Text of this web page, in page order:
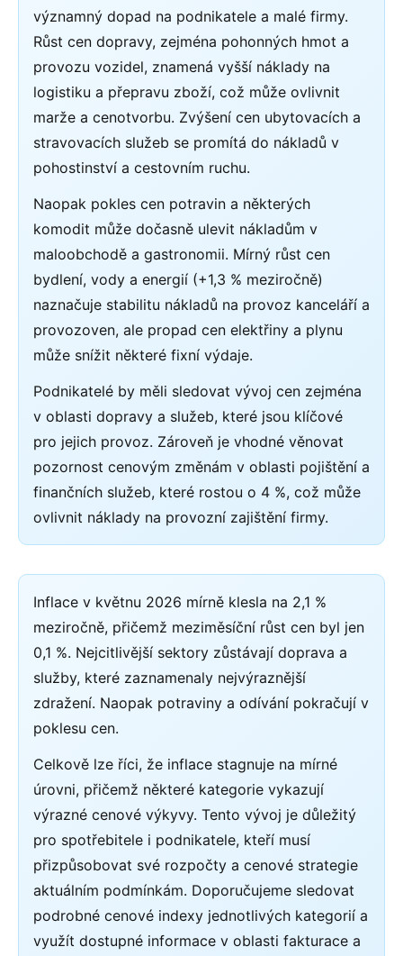
významný dopad na podnikatele a malé firmy.
Růst cen dopravy, zejména pohonných hmot a
provozu vozidel, znamená vyšší náklady na
logistiku a přepravu zboží, což může ovlivnit
marže a cenotvorbu. Zvýšení cen ubytovacích a
stravovacích služeb se promítá do nákladů v
pohostinství a cestovním ruchu.
Naopak pokles cen potravin a některých
komodit může dočasně ulevit nákladům v
maloobchodě a gastronomii. Mírný růst cen
bydlení, vody a energií (+1,3 % meziročně)
naznačuje stabilitu nákladů na provoz kanceláří a
provozoven, ale propad cen elektřiny a plynu
může snížit některé fixní výdaje.
Podnikatelé by měli sledovat vývoj cen zejména
v oblasti dopravy a služeb, které jsou klíčové
pro jejich provoz. Zároveň je vhodné věnovat
pozornost cenovým změnám v oblasti pojištění a
finančních služeb, které rostou o 4 %, což může
ovlivnit náklady na provozní zajištění firmy.
Inflace v květnu 2026 mírně klesla na 2,1 %
meziročně, přičemž meziměsíční růst cen byl jen
0,1 %. Nejcitlivější sektory zůstávají doprava a
služby, které zaznamenaly nejvýraznější
zdražení. Naopak potraviny a odívání pokračují v
poklesu cen.
Celkově lze říci, že inflace stagnuje na mírné
úrovni, přičemž některé kategorie vykazují
výrazné cenové výkyvy. Tento vývoj je důležitý
pro spotřebitele i podnikatele, kteří musí
přizpůsobovat své rozpočty a cenové strategie
aktuálním podmínkám. Doporučujeme sledovat
podrobné cenové indexy jednotlivých kategorií a
využít dostupné informace v oblasti fakturace a